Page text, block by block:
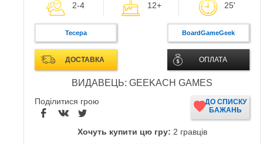
2-4 12+ 25'
Тесера BoardGameGeek
ДОСТАВКА ОПЛАТА
ВИДАВЕЦЬ: GEEKACH GAMES
Поділитися грою
ДО СПИСКУ
БАЖАНЬ
Хочуть купити цю гру: 2 гравців